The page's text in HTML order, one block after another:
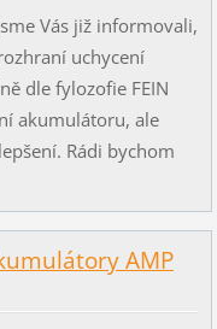
Vás již informovali,
uchycení
dle fylozofie FEIN
akumulátoru, ale
Rádi bychom
AMP